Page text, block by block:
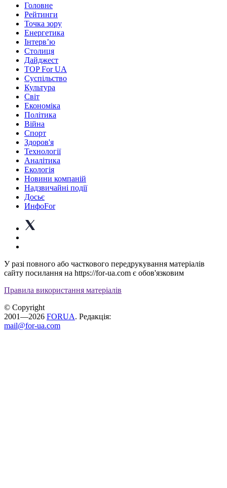
Головне
Рейтинги
Точка зору
Енергетика
Інтерв’ю
Столиця
Дайджест
TOP For UA
Суспiльство
Культура
Світ
Економіка
Політика
Війна
Спорт
Здоров'я
Технології
Аналітика
Екологія
Новини компаній
Надзвичайні події
Досьє
ИнфоFor
У разі повного або часткового передрукування матеріалів
сайту посилання на https://for-ua.com є обов'язковим
Правила використання матеріалів
© Copyright
2001—2026 FORUA. Редакція:
mail@for-ua.com